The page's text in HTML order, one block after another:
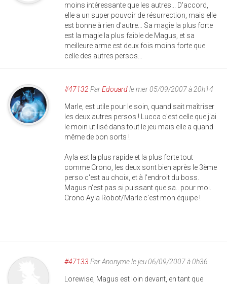
moins intéressante que les autres... D'accord,
elle a un super pouvoir de résurrection, mais elle
est bonne à rien d'autre... Sa magie la plus forte
est la magie la plus faible de Magus, et sa
meilleure arme est deux fois moins forte que
celle des autres persos...
#47132 ParEdouardle mer 05/09/2007 à 20h14
Marle, est utile pour le soin, quand sait maîtriser
les deux autres persos ! Lucca c'est celle que j'ai
le moin utilisé dans tout le jeu mais elle a quand
même de bon sorts !
Ayla est la plus rapide et la plus forte tout
comme Crono, les deux sont bien après le 3ème
perso c'est au choix, et à l'endroit du boss.
Magus n'est pas si puissant que sa.. pour moi.
Crono Ayla Robot/Marle c'est mon équipe !
#47133 ParAnonymele jeu 06/09/2007 à 0h36
Lorewise, Magus est loin devant, en tant que